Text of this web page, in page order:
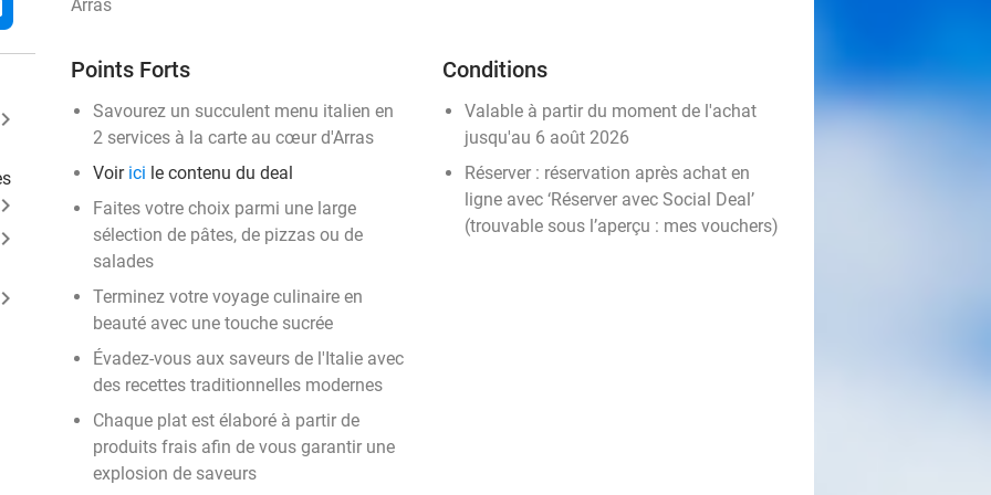
keyboard_arrow_right
keyboard_arrow_right
keyboard_arrow_right
keyboard_arrow_right
Arras
Points Forts
Savourez un succulent menu italien en
2 services à la carte au cœur d'Arras
Voir ici le contenu du deal
Faites votre choix parmi une large
sélection de pâtes, de pizzas ou de
salades
Terminez votre voyage culinaire en
beauté avec une touche sucrée
Évadez-vous aux saveurs de l'Italie avec
des recettes traditionnelles modernes
Chaque plat est élaboré à partir de
produits frais afin de vous garantir une
explosion de saveurs
Conditions
Valable à partir du moment de l'achat
jusqu'au 6 août 2026
Réserver : réservation après achat en
ligne avec ‘Réserver avec Social Deal’
(trouvable sous l’aperçu : mes vouchers)